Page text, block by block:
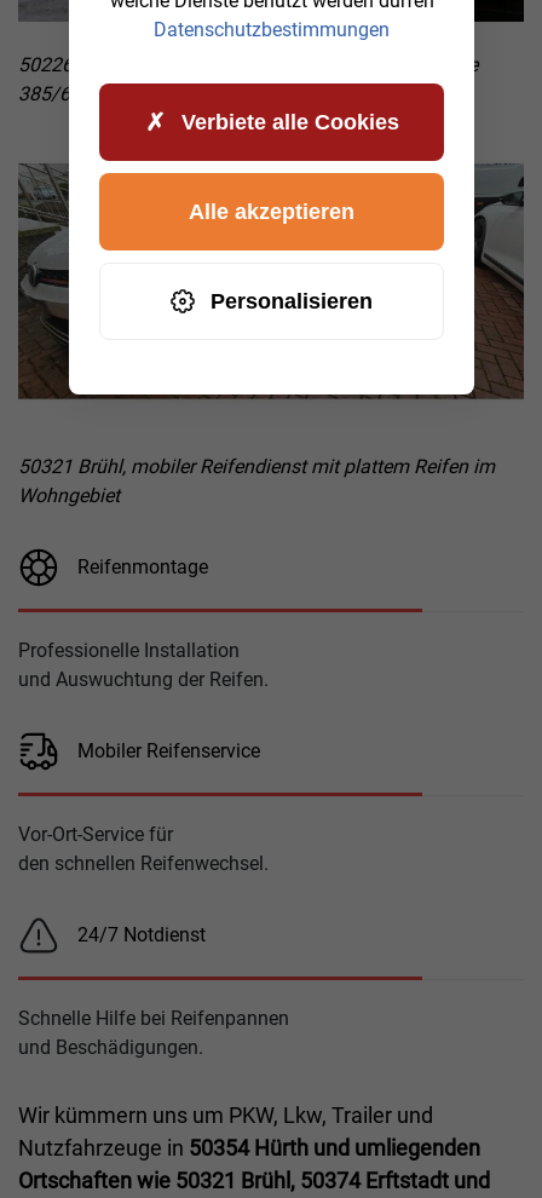
50226 Frechen, Auflieger Reifenwechsel mit der Größe
385/65 R22.5 auf der Straße
50321 Brühl, mobiler Reifendienst mit plattem Reifen im
Wohngebiet
Reifenmontage
Professionelle Installation
und Auswuchtung der Reifen.
Mobiler Reifenservice
Vor-Ort-Service für
den schnellen Reifenwechsel.
24/7 Notdienst
Schnelle Hilfe bei Reifenpannen
und Beschädigungen.
Wir kümmern uns um PKW, Lkw, Trailer und
Nutzfahrzeuge in 50354 Hürth und umliegenden
Ortschaften wie 50321 Brühl, 50374 Erftstadt und
Datenschutzbestimmungen
Verbiete alle Cookies
Personalisieren
Alle akzeptieren